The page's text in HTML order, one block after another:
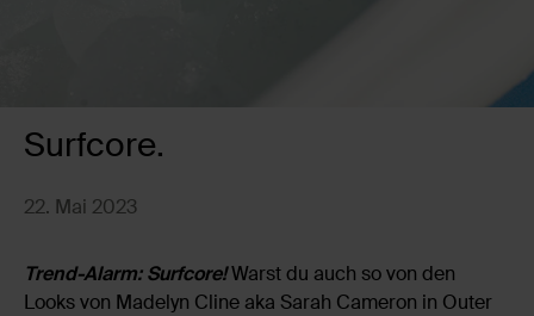
Surfcore.
22. Mai 2023
Trend-Alarm: Surfcore!Warst du auch so von den
Looks von Madelyn Cline aka Sarah Cameron in Outer